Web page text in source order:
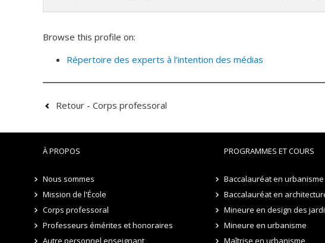
Browse this profile on:
Répertoire des experts à l’intention des médias
Retour - Corps professoral
À PROPOS
Nous sommes
Mission de l'École
Corps professoral
Professeurs émérites et honoraires
Autre personnel enseignant
PROGRAMMES ET COURS
Baccalauréat en urbanisme
Baccalauréat en
Mineure en design des
Mineure en urbanisme
Maîtrise en urbanisme